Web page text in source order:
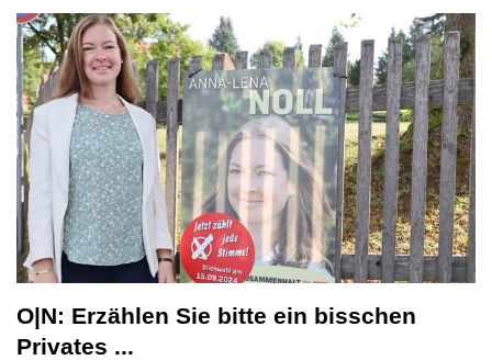
O|N: Erzählen Sie bitte ein bisschen
Privates ...